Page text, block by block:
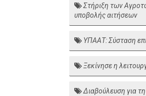
Στήριξη των
υποβολής αιτήσεων
ΥΠΑΑΤ: Σύσταση
Ξεκίνησε η
Διαβούλευση για